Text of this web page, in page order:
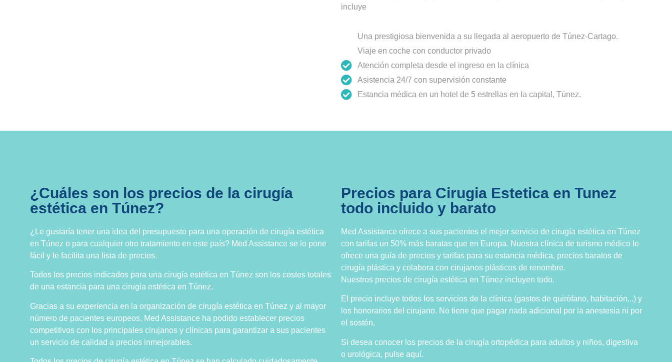
incluye
Una prestigiosa bienvenida a su llegada al aeropuerto de Túnez-Cartago.
Viaje en coche con conductor privado
Atención completa desde el ingreso en la clínica
Asistencia 24/7 con supervisión constante
Estancia médica en un hotel de 5 estrellas en la capital, Túnez.
¿Cuáles son los precios de la cirugía
estética en Túnez?
¿Le gustaría tener una idea del presupuesto para una operación de cirugía estética
en Túnez o para cualquier otro tratamiento en este país? Med Assistance se lo pone
fácil y le facilita una lista de precios.
Todos los precios indicados para una cirugía estética en Túnez son los costes totales
de una estancia para una cirugía estética en Túnez.
Gracias a su experiencia en la organización de cirugía estética en Túnez y al mayor
número de pacientes europeos, Med Assistance ha podido establecer precios
competitivos con los principales cirujanos y clínicas para garantizar a sus pacientes
un servicio de calidad a precios inmejorables.
Precios para Cirugia Estetica en Tunez
todo incluido y barato
Med Assistance ofrece a sus pacientes el mejor servicio de cirugía estética en Túnez
con tarifas un 50% más baratas que en Europa. Nuestra clínica de turismo médico le
ofrece una guía de precios y tarifas para su estancia médica, precios baratos de
cirugía plástica y colabora con cirujanos plásticos de renombre.
Nuestros precios de cirugía estética en Túnez incluyen todo.
El precio incluye todos los servicios de la clínica (gastos de quirófano, habitación,..) y
los honorarios del cirujano. No tiene que pagar nada adicional por la anestesia ni por
el sostén.
Si desea conocer los precios de la cirugía ortopédica para adultos y niños, digestiva
o urológica, pulse aquí.